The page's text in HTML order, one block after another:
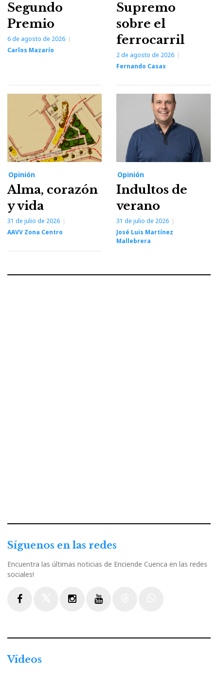
Segundo
Premio
6 de agosto de 2026
Carlos Mazarío
Supremo
sobre el
ferrocarril
2 de agosto de 2026
Fernando Casas
Opinión
Alma, corazón
y vida
31 de julio de 2026
AAVV Zona Centro
Opinión
Indultos de
verano
31 de julio de 2026
José Luis Martínez
Mallebrera
Síguenos en las redes
Encuentra las últimas noticias de Enciende Cuenca en las redes
sociales!
Vídeos